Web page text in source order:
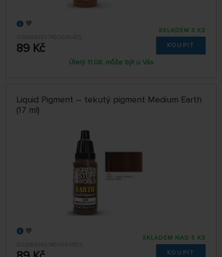
GSW8436574506464ES
89 Kč
SKLADEM 3 KS
KOUPIT
Úterý 11.08. může být u Vás
Liquid Pigment – tekutý pigment Medium Earth
(17 ml)
GSW8436574506549ES
SKLADEM NAD 5 KS
KOUPIT